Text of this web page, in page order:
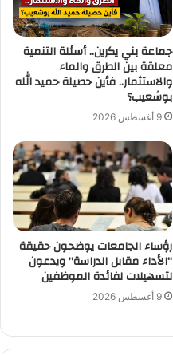
جماعة بني يكرين.. أسئلة التنمية
معلقة بين الطرق والماء
والاستثمار.. فأين حصيلة حميد الله
بوشعيب؟
9 أغسطس 2026
رؤساء الجامعات يوضحون حقيقة
“الأداء مقابل الدراسة” ويدعون
لتسهيلات لفائدة الموظفين
9 أغسطس 2026